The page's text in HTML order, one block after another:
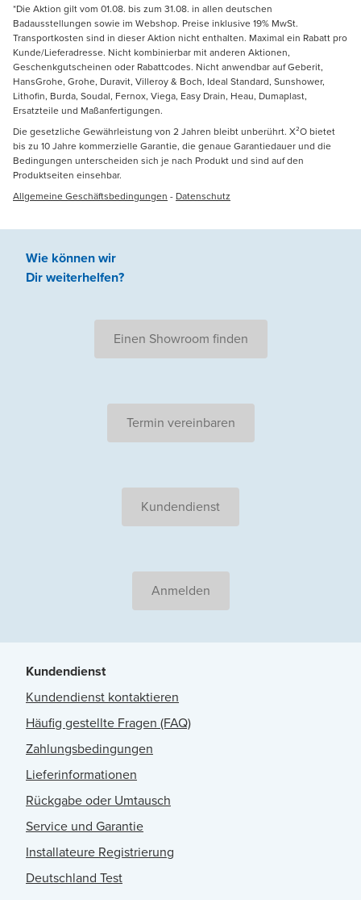
*Die Aktion gilt vom 01.08. bis zum 31.08. in allen deutschen
Badausstellungen sowie im Webshop. Preise inklusive 19% MwSt.
Transportkosten sind in dieser Aktion nicht enthalten. Maximal ein Rabatt pro
Kunde/Lieferadresse. Nicht kombinierbar mit anderen Aktionen,
Geschenkgutscheinen oder Rabattcodes. Nicht anwendbar auf Geberit,
HansGrohe, Grohe, Duravit, Villeroy & Boch, Ideal Standard, Sunshower,
Lithofin, Burda, Soudal, Fernox, Viega, Easy Drain, Heau, Dumaplast,
Ersatzteile und Maßanfertigungen.
Die gesetzliche Gewährleistung von 2 Jahren bleibt unberührt. X²O bietet
bis zu 10 Jahre kommerzielle Garantie, die genaue Garantiedauer und die
Bedingungen unterscheiden sich je nach Produkt und sind auf den
Produktseiten einsehbar.
Allgemeine Geschäftsbedingungen - Datenschutz
Wie können wir
Dir weiterhelfen?
Einen Showroom finden
Termin vereinbaren
Kundendienst
Anmelden
Kundendienst
Kundendienst kontaktieren
Häufig gestellte Fragen (FAQ)
Zahlungsbedingungen
Lieferinformationen
Rückgabe oder Umtausch
Service und Garantie
Installateure Registrierung
Deutschland Test